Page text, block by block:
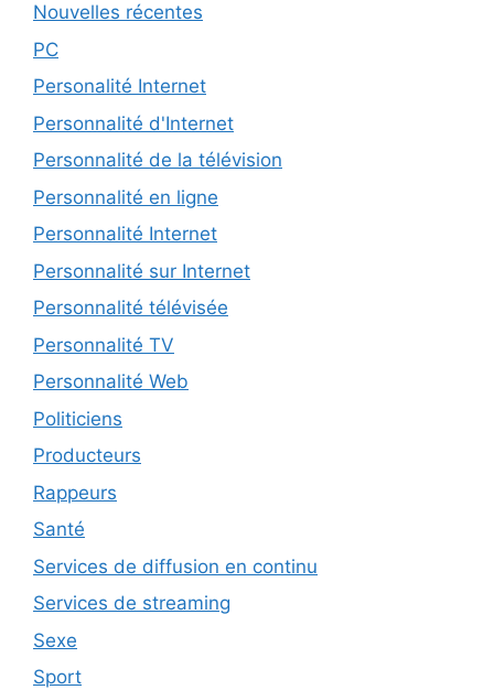
Nouvelles récentes
PC
Personalité Internet
Personnalité d'Internet
Personnalité de la télévision
Personnalité en ligne
Personnalité Internet
Personnalité sur Internet
Personnalité télévisée
Personnalité TV
Personnalité Web
Politiciens
Producteurs
Rappeurs
Santé
Services de diffusion en continu
Services de streaming
Sexe
Sport